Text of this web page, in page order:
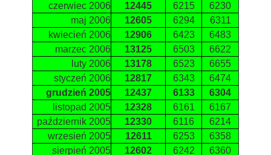
czerwiec 2006
12445 6215
6230
maj 2006
12605 6294
6311
kwiecień 2006
12906 6423
6483
marzec 2006
13125 6503
6622
luty 2006
13178 6523
6655
styczeń 2006
12817 6343
6474
grudzień 2005
12437 6133
6304
listopad 2005
12328 6161
6167
październik 2005
12330 6116
6214
wrzesień 2005
12611 6253
6358
sierpień 2005
12602 6242
6360